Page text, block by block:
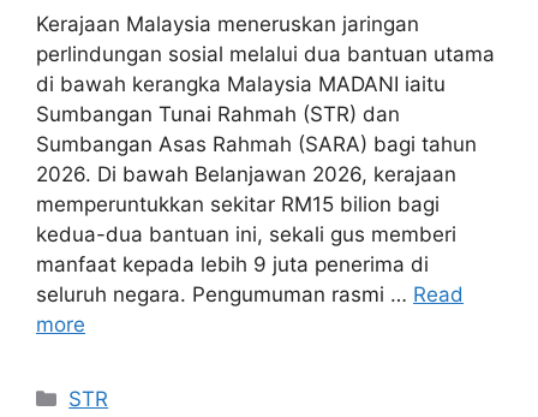
Kerajaan Malaysia meneruskan jaringan
perlindungan sosial melalui dua bantuan utama
di bawah kerangka Malaysia MADANI iaitu
Sumbangan Tunai Rahmah (STR) dan
Sumbangan Asas Rahmah (SARA) bagi tahun
2026. Di bawah Belanjawan 2026, kerajaan
memperuntukkan sekitar RM15 bilion bagi
kedua-dua bantuan ini, sekali gus memberi
manfaat kepada lebih 9 juta penerima di
seluruh negara. Pengumuman rasmi … Read
more
Categories
STR